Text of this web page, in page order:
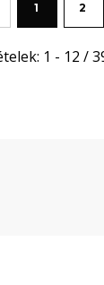
1 2
1 - 12 /